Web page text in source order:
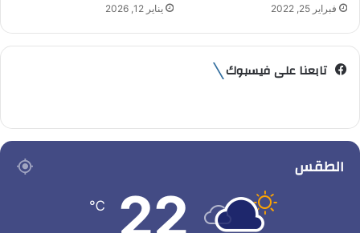
فبراير 25, 2022 يناير 12, 2026
تابعنا على فيسبوك
الطقس
22
℃